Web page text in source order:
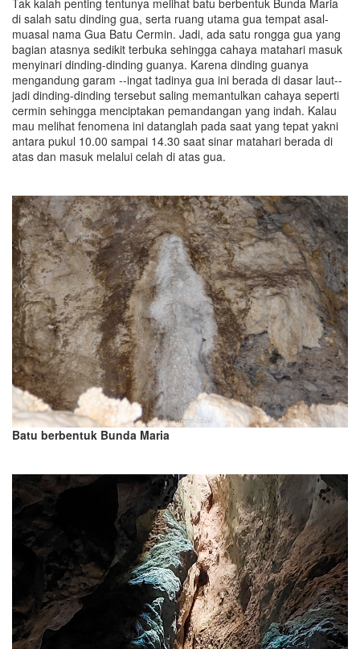
di salah satu dinding gua, serta ruang utama gua tempat asal-
muasal nama Gua Batu Cermin. Jadi, ada satu rongga gua yang
bagian atasnya sedikit terbuka sehingga cahaya matahari masuk
menyinari dinding-dinding guanya. Karena dinding guanya
mengandung garam --ingat tadinya gua ini berada di dasar laut--
jadi dinding-dinding tersebut saling memantulkan cahaya seperti
cermin sehingga menciptakan pemandangan yang indah. Kalau
mau melihat fenomena ini datanglah pada saat yang tepat yakni
antara pukul 10.00 sampai 14.30 saat sinar matahari berada di
atas dan masuk melalui celah di atas gua.
Batu berbentuk Bunda Maria